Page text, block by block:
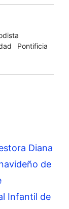
Pontificia
Diana
de
Infantil de